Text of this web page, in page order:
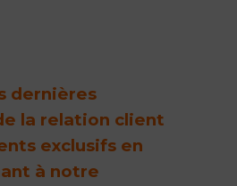
dernières
la relation client
exclusifs en
à notre